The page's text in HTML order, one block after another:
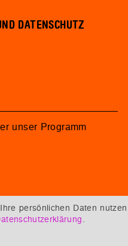
DATENSCHUTZ
unser Programm
persönlichen Daten
.